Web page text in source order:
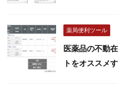
薬局便利ツール
医薬品の不動
トをオススメ